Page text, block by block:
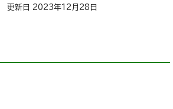
更新日 2023年12月28日